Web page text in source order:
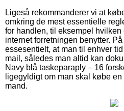
Ligeså rekommanderer vi at
omkring de mest essentielle
for handlen, til eksempel hvilken
internet forretningen benytter.
essesentielt, at man til enhver
mail, således man altid kan
Navy blå taskeparaply – 16
ligegyldigt om man skal købe
mand.